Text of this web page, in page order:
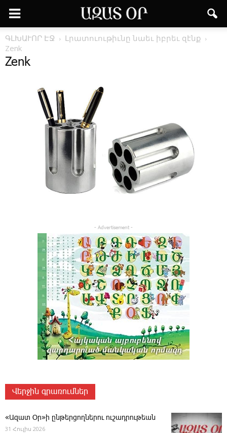
ԳԼԽԱՒՈՐ ԷՋ
Լ­րա­տո­ւու­թիւ­նը նաեւ իբ­րեւ զէնք
Zenk
Zenk
- Advertisement -
Վերջին գրառումներ
«Ազատ Օր»ի ընթերցողներու ուշադրութեան
31 Հուլիս 2026